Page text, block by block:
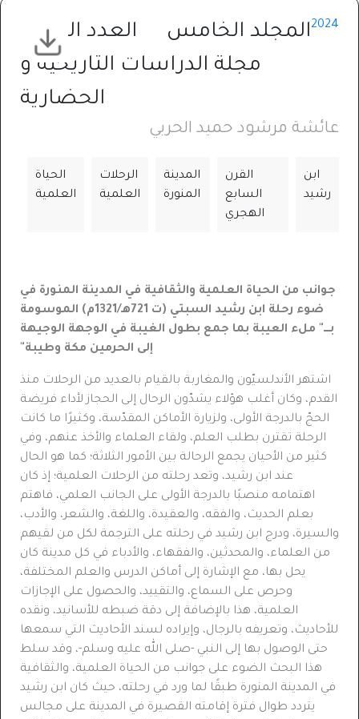
2024المجلد الخامس
العدد الرابع
مجلة الدراسات التاريخية و
الحضارية⁩
عائشة مرشود حميد الحربي
ابن
رشيد
القرن
السابع
الهجري
المدينة
المنورة
الرحلات
العلمية
الحياة
العلمية
جوانب من الحياة العلمية والثقافية في المدينة المنورة في
ضوء رحلة ابن رشيد السبتي (ت 721هـ/1321م) الموسومة
بــــ" ملء العيبة بما جمع بطول الغيبة في الوجهة الوجيهة
إلى الحرمين مكة وطيبة"
اشتهر الأندلسيّون والمغاربة بالقيام بالعديد من الرحلات منذ
القدم، وكان أغلب هؤلاء يشدّون الرحال إلى الحجاز لأداء فريضة
الحجّ بالدرجة الأولى، ولزيارة الأماكن المقدّسة، وكثيرًا ما كانت
الرحلة تقترن بطلب العلم، ولقاء العلماء والأخذ عنهم، وفي
كثير من الأحيان يجمع الرحالة بين الأمور الثلاثة؛ كما هو الحال
عند ابن رشيد، وتعد رحلته من الرحلات العلمية؛ إذ كان
اهتمامه منصبًا بالدرجة الأولى على الجانب العلمي، فاهتم
بعلم الحديث، والفقه، والعقيدة، واللغة، والشعر، والأدب،
والسيرة، ودرج ابن رشيد في رحلته على الترجمة لكل من لقيهم
من العلماء، والمحدثين، والفقهاء، والأدباء في كل مدينة كان
يحل بها، مع الإشارة إلى أماكن الدرس والعلم المختلفة،
وحرص على السماع، والتقييد، والحصول على الإجازات
العلمية، هذا بالإضافة إلى دقة ضبطه للأسانيد، ونقده
للأحاديث، وتعريفه بالرجال، وإيراده لسند الأحاديث التي سمعها
حتى الوصول بها إلى النبي -صلى الله عليه وسلم-، وقد سلط
هذا البحث الضوء على جوانب من الحياة العلمية، والثقافية
في المدينة المنورة طبقًا لما ورد في رحلته، حيث كان ابن رشيد
يتردد طوال فترة إقامته القصيرة في المدينة على مجالس